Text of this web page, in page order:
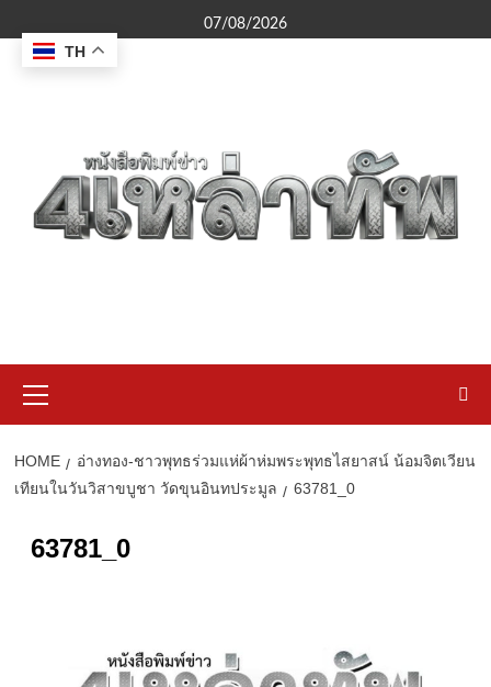
to
content
07/08/2026
Menu
HOME
อ่างทอง-ชาวพุทธร่วมแห่ผ้าห่มพระพุทธไสยาสน์ น้อมจิตเวียน
เทียนในวันวิสาขบูชา วัดขุนอินทประมูล
63781_0
63781_0
TH